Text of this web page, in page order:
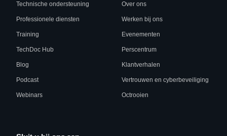
Technische ondersteuning
Professionele diensten
Training
TechDoc Hub
Blog
Podcast
Webinars
Over ons
Werken bij ons
Evenementen
Perscentrum
Klantverhalen
Vertrouwen en cyberbeveiliging
Octrooien